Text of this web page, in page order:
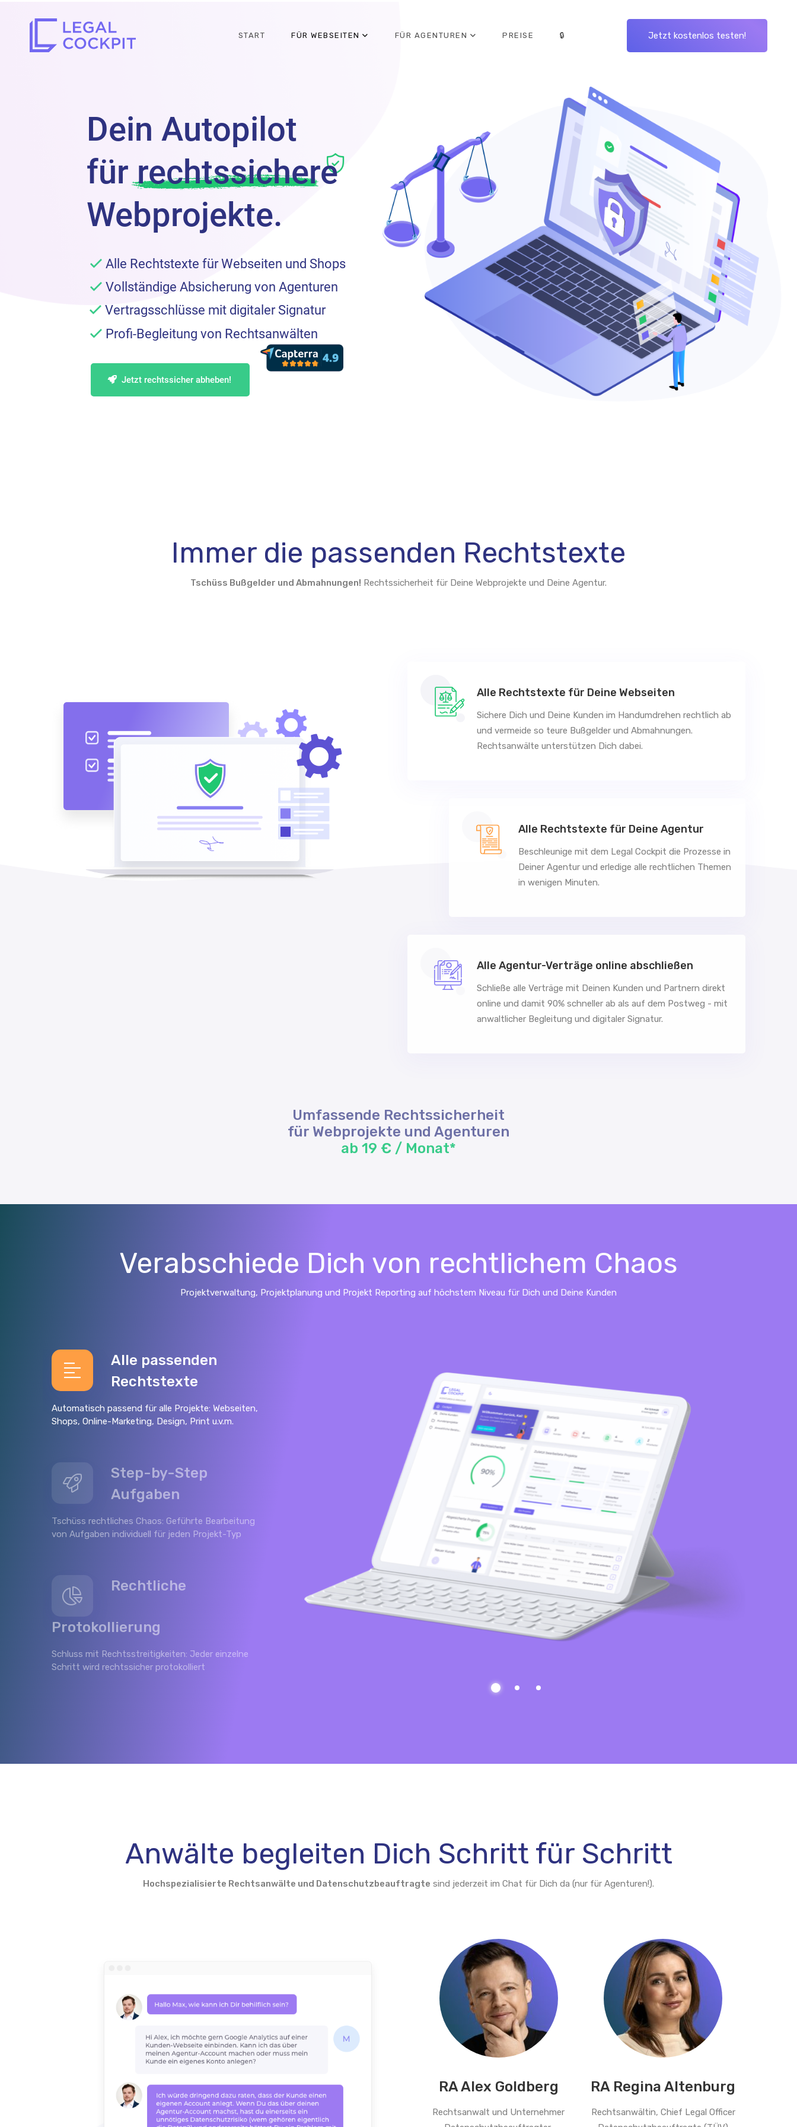
START FÜR WEBSEITEN FÜR AGENTUREN PREISE 🔒 Jetzt kostenlos testen!
Legal
Cockpit:
für
Agenturen
und
Kreative
Datenschutzerklärung
Generator
Impressum
Generator
Dein Autopilot
für rechtssichere
Webprojekte.
Alle Rechtstexte für Webseiten und Shops
Jetzt rechtssicher abheben!
Vollständige Absicherung von Agenturen
Vertragsschlüsse mit digitaler Signatur
Profi-Begleitung von Rechtsanwälten
Immer die passenden Rechtstexte
Tschüss Bußgelder und Abmahnungen! Rechtssicherheit für Deine Webprojekte und Deine Agentur.
Alle Rechtstexte für Deine Webseiten
Sichere Dich und Deine Kunden im Handumdrehen rechtlich ab
und vermeide so teure Bußgelder und Abmahnungen.
Rechtsanwälte unterstützen Dich dabei.
Alle Rechtstexte für Deine Agentur
Beschleunige mit dem Legal Cockpit die Prozesse in
Deiner Agentur und erledige alle rechtlichen Themen
in wenigen Minuten.
Alle Agentur-Verträge online abschließen
Schließe alle Verträge mit Deinen Kunden und Partnern direkt
online und damit 90% schneller ab als auf dem Postweg - mit
anwaltlicher Begleitung und digitaler Signatur.
Umfassende Rechtssicherheit
für Webprojekte und Agenturen
ab 19 € / Monat*
Verabschiede Dich von rechtlichem Chaos
Projektverwaltung, Projektplanung und Projekt Reporting auf höchstem Niveau für Dich und Deine Kunden
Alle passenden
Rechtstexte
Automatisch passend für alle Projekte: Webseiten,
Shops, Online-Marketing, Design, Print u.v.m.
Step-by-Step
Aufgaben
Tschüss rechtliches Chaos: Geführte Bearbeitung
von Aufgaben individuell für jeden Projekt-Typ
Rechtliche
Protokollierung
Schluss mit Rechtsstreitigkeiten: Jeder einzelne
Schritt wird rechtssicher protokolliert
Anwälte begleiten Dich Schritt für Schritt
Hochspezialisierte Rechtsanwälte und Datenschutzbeauftragte sind jederzeit im Chat für Dich da (nur für Agenturen!).
RA Alex Goldberg
Rechtsanwalt und Unternehmer
RA Regina Altenburg
Rechtsanwältin, Chief Legal Officer